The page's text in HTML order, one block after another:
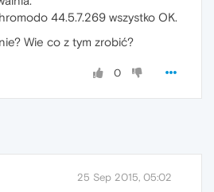
44.5.7.269 wszystko OK.
Wie co z tym zrobić?
0
25 Sep 2015, 05:02